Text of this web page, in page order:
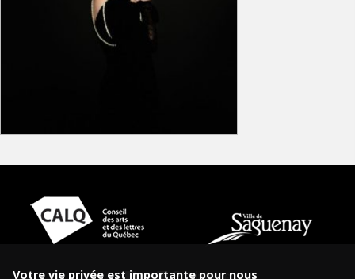
Votre vie privée est importante pour nous